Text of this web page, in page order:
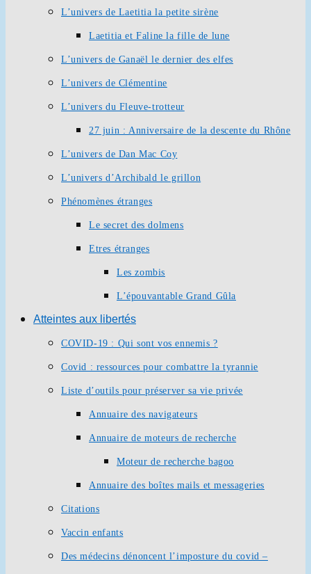
L’univers de Laetitia la petite sirène
Laetitia et Faline la fille de lune
L’univers de Ganaël le dernier des elfes
L’univers de Clémentine
L’univers du Fleuve-trotteur
27 juin : Anniversaire de la descente du Rhône
L’univers de Dan Mac Coy
L’univers d’Archibald le grillon
Phénomènes étranges
Le secret des dolmens
Etres étranges
Les zombis
L’épouvantable Grand Gûla
Atteintes aux libertés
COVID-19 : Qui sont vos ennemis ?
Covid : ressources pour combattre la tyrannie
Liste d’outils pour préserver sa vie privée
Annuaire des navigateurs
Annuaire de moteurs de recherche
Moteur de recherche bagoo
Annuaire des boîtes mails et messageries
Citations
Vaccin enfants
Des médecins dénoncent l’imposture du covid –